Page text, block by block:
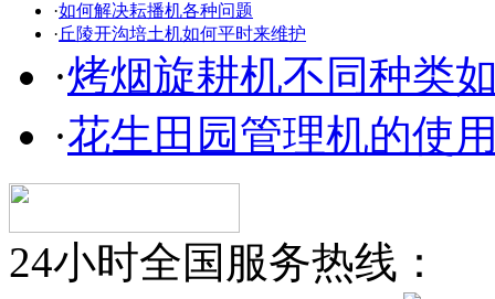
·如何解决耘播机各种问题
· 丘陵开沟培土机如何平时来维护
·烤烟旋耕机不同种类
·花生田园管理机的使
24小时全国服务热线：